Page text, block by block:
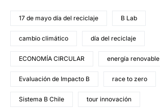
17 de mayo día del reciclaje B Lab
cambio climático día del reciclaje
ECONOMÍA CIRCULAR energía renovable
Evaluación de Impacto B race to zero
Sistema B Chile tour innovación